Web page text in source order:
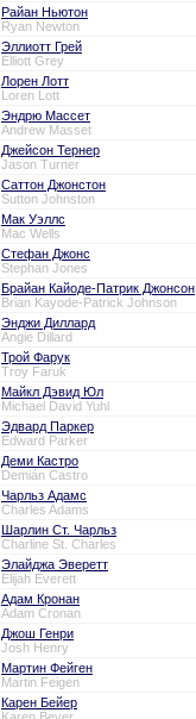
Райан Ньютон
Ryan Newton
Эллиотт Грей
Elliott Grey
Лорен Лотт
Loren Lott
Эндрю Массет
Andrew Masset
Джейсон Тернер
Jason Turner
Саттон Джонстон
Sutton Johnston
Мак Уэллс
Mac Wells
Стефан Джонс
Stephan Jones
Брайан Кайоде-Патрик Джонсон
Brian Kayode-Patrick Johnson
Энджи Диллард
Angie Dillard
Трой Фарук
Troy Faruk
Майкл Дэвид Юл
Michael David Yuhl
Эдвард Паркер
Edward Parker
Деми Кастро
Demián Castro
Чарльз Адамс
Charles Adams
Шарлин Ст. Чарльз
Charline St. Charles
Элайджа Эверетт
Elijah Everett
Адам Кронан
Adam Cronan
Джош Генри
Josh Henry
Мартин Фейген
Martin Feigen
Карен Бейер